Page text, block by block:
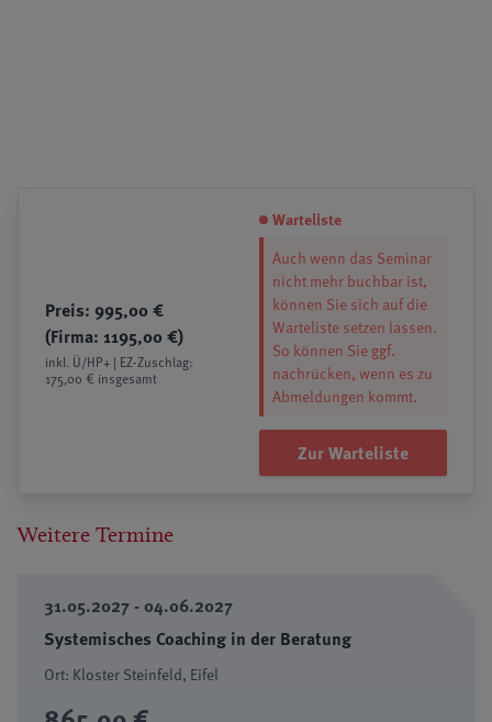
Preis: 995,00 €
(Firma: 1195,00 €)
inkl. Ü/HP+ | EZ-Zuschlag:
175,00 € insgesamt
Warteliste
Auch wenn das Seminar
nicht mehr buchbar ist,
können Sie sich auf die
Warteliste setzen lassen.
So können Sie ggf.
nachrücken, wenn es zu
Abmeldungen kommt.
Zur Warteliste
Weitere Termine
31.05.2027 - 04.06.2027
Systemisches Coaching in der Beratung
Ort: Kloster Steinfeld, Eifel